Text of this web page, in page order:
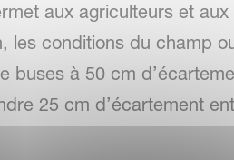
aux agriculteurs et
les conditions du champ
buses à 50 cm
25 cm d’écartement